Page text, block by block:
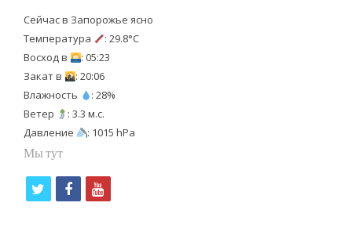
Сейчас в Запорожье ясно
Температура
: 29.8°C
Восход в
: 05:23
Закат в
: 20:06
Влажность
: 28%
Ветер
: 3.3 м.с.
Давление
: 1015 hPa
Мы тут
f
y